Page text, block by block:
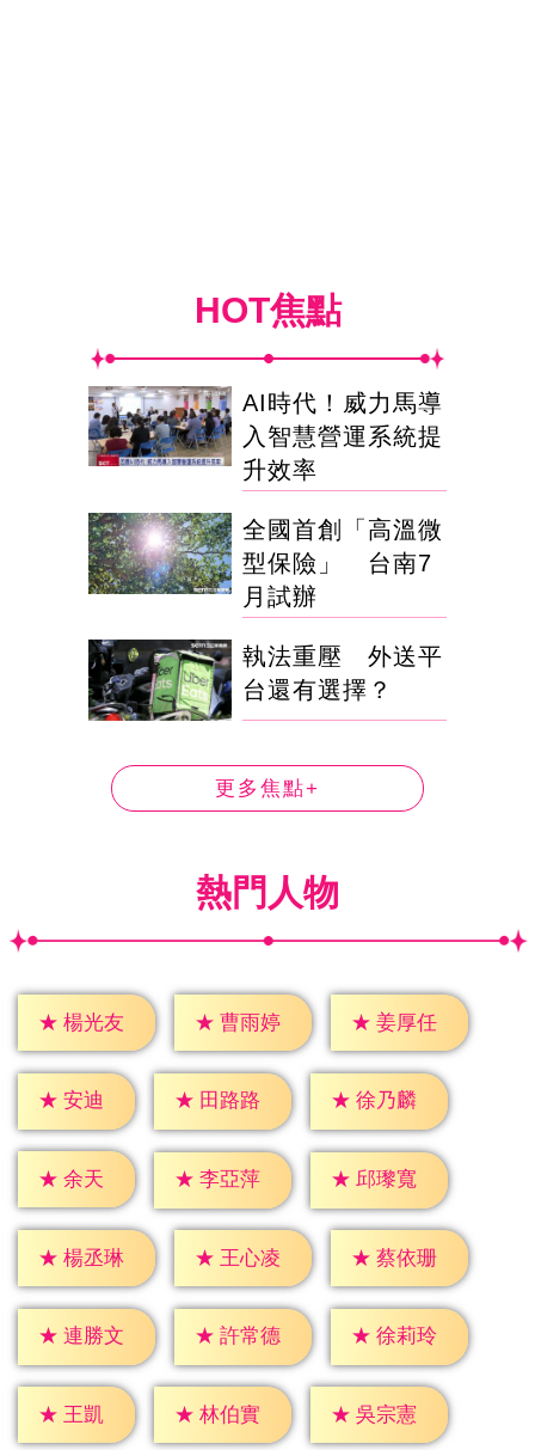
HOT焦點
AI時代！威力馬導
入智慧營運系統提
升效率
全國首創「高溫微
型保險」 台南7
月試辦
執法重壓 外送平
台還有選擇？
更多焦點+
熱門人物
★ 楊光友 ★ 曹雨婷 ★ 姜厚任
★ 安迪 ★ 田路路 ★ 徐乃麟
★ 余天 ★ 李亞萍 ★ 邱瓈寬
★ 楊丞琳 ★ 王心凌 ★ 蔡依珊
★ 連勝文 ★ 許常德 ★ 徐莉玲
★ 王凱 ★ 林伯實 ★ 吳宗憲